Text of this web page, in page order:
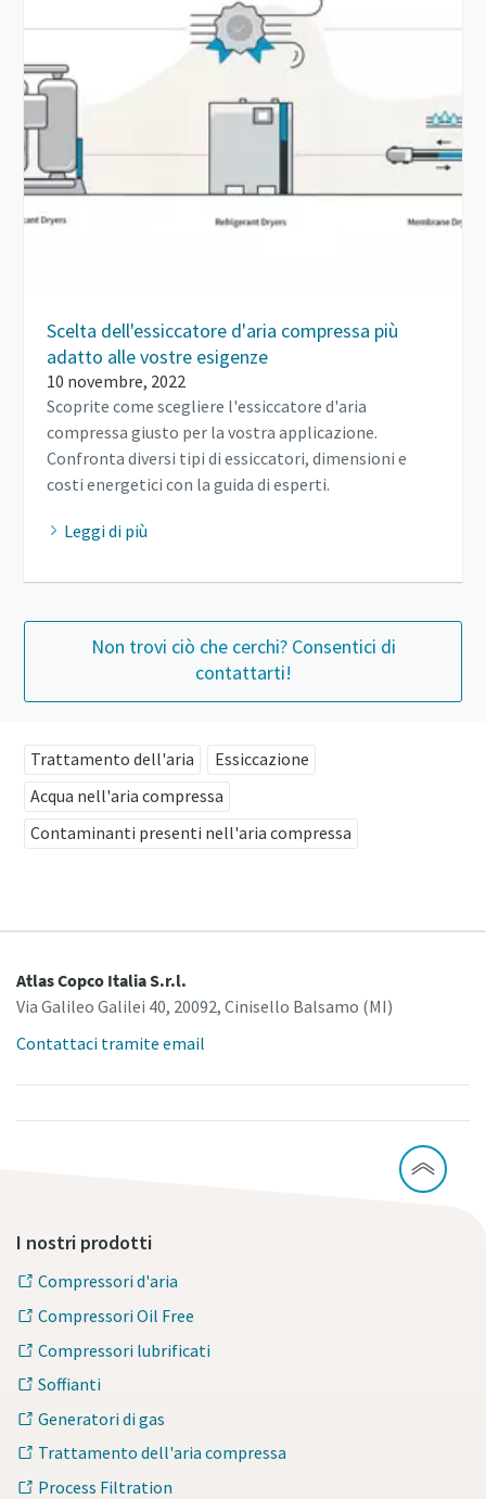
Scelta dell'essiccatore d'aria compressa più
adatto alle vostre esigenze
10 novembre, 2022
Scoprite come scegliere l'essiccatore d'aria
compressa giusto per la vostra applicazione.
Confronta diversi tipi di essiccatori, dimensioni e
costi energetici con la guida di esperti.
Leggi di più
Non trovi ciò che cerchi? Consentici di
contattarti!
Trattamento dell'aria
Essiccazione
Acqua nell'aria compressa
Contaminanti presenti nell'aria compressa
Atlas Copco Italia S.r.l.
Via Galileo Galilei 40, 20092, Cinisello Balsamo (MI)
Contattaci tramite email
I nostri prodotti
Compressori d'aria
Compressori Oil Free
Compressori lubrificati
Soffianti
Generatori di gas
Trattamento dell'aria compressa
Process Filtration